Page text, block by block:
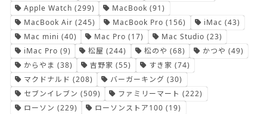
Apple Watch (299) MacBook (91)
MacBook Air (245) MacBook Pro (156) iMac (43)
Mac mini (40) Mac Pro (17) Mac Studio (23)
iMac Pro (9) 松屋 (244) 松のや (68) かつや (49)
からやま (38) 吉野家 (55) すき家 (74)
マクドナルド (208) バーガーキング (30)
セブンイレブン (509) ファミリーマート (222)
ローソン (229) ローソンストア100 (19)